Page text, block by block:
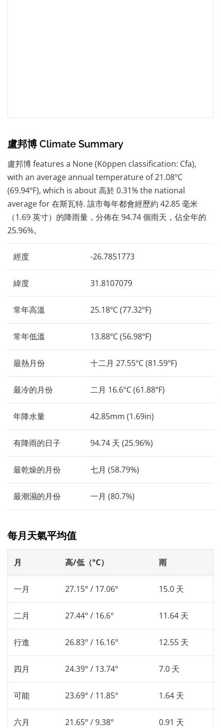
盧邦博 Climate Summary
盧邦博 features a None (Köppen classification: Cfa),
with an average annual temperature of 21.08ºC
(69.94ºF), which is about 高於 0.31% the national
average for 在斯瓦特. 該市每年都會經歷約 42.85 毫米
（1.69 英寸）的降雨量，分佈在 94.74 個雨天，佔全年的
25.96%。
經度 -26.7851773
緯度 31.8107079
常年高溫 25.18ºC (77.32ºF)
常年低溫 13.88ºC (56.98ºF)
最熱月份 十二月 27.55ºC (81.59ºF)
最冷的月份 二月 16.6ºC (61.88ºF)
年降水量 42.85mm (1.69in)
有降雨的日子 94.74 天 (25.96%)
最乾燥的月份 七月 (58.79%)
最潮濕的月份 一月 (80.7%)
每月天氣平均值
月 高/低（°C） 雨
一月 27.15° / 17.06° 15.0 天
二月 27.44° / 16.6° 11.64 天
行進 26.83° / 16.16° 12.55 天
四月 24.39° / 13.74° 7.0 天
可能 23.69° / 11.85° 1.64 天
六月 21.65° / 9.38° 0.91 天